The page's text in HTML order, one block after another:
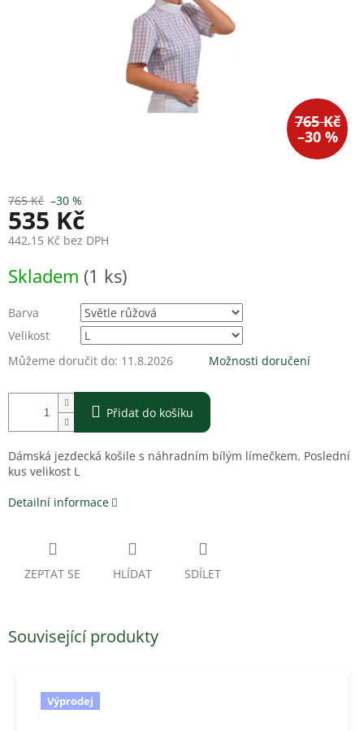
765 Kč
–30 %
765 Kč –30 %
535 Kč
442,15 Kč bez DPH
cena:
Skladem (1 ks)
Barva
Velikost
Můžeme doručit do: 11.8.2026 Možnosti doručení
Přidat do košíku
Dámská jezdecká košile s náhradním bílým límečkem. Poslední
kus velikost L
Detailní informace
ZEPTAT SE HLÍDAT SDÍLET
Související produkty
Výprodej